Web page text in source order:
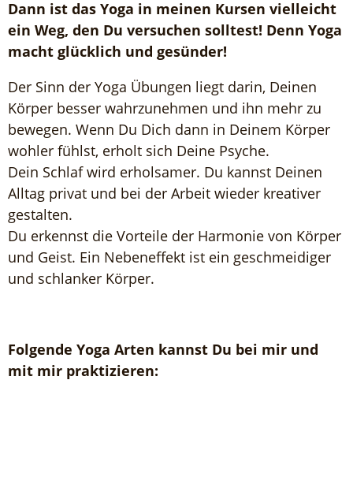
Dann ist das Yoga in meinen Kursen vielleicht
ein Weg, den Du versuchen solltest! Denn Yoga
macht glücklich und gesünder!
Der Sinn der Yoga Übungen liegt darin, Deinen
Körper besser wahrzunehmen und ihn mehr zu
bewegen. Wenn Du Dich dann in Deinem Körper
wohler fühlst, erholt sich Deine Psyche.
Dein Schlaf wird erholsamer. Du kannst Deinen
Alltag privat und bei der Arbeit wieder kreativer
gestalten.
Du erkennst die Vorteile der Harmonie von Körper
und Geist. Ein Nebeneffekt ist ein geschmeidiger
und schlanker Körper.
Folgende Yoga Arten kannst Du bei mir und
mit mir praktizieren: